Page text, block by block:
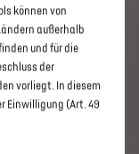
können von
außerhalb
und für die
der
vorliegt. In diesem
Einwilligung (Art. 49